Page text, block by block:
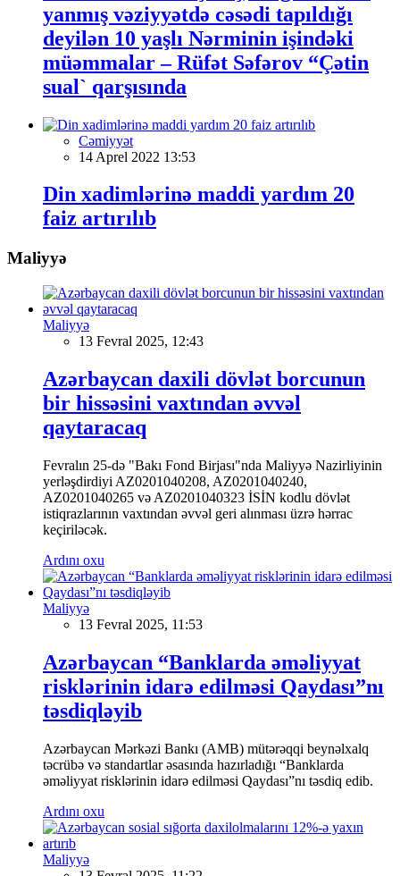
yanmış vəziyyətdə cəsədi tapıldığı
deyilən 10 yaşlı Nərminin işindəki
müəmmalar – Rüfət Səfərov “Çətin
sual` qarşısında
Cəmiyyət
14 Aprel 2022 13:53
Din xadimlərinə maddi yardım 20
faiz artırılıb
Maliyyə
Maliyyə
13 Fevral 2025, 12:43
Azərbaycan daxili dövlət borcunun
bir hissəsini vaxtından əvvəl
qaytaracaq
Fevralın 25-də "Bakı Fond Birjası"nda Maliyyə Nazirliyinin
yerləşdirdiyi AZ0201040208, AZ0201040240,
AZ0201040265 və AZ0201040323 İSİN kodlu dövlət
istiqrazlarının vaxtından əvvəl geri alınması üzrə hərrac
keçiriləcək.
Ardını oxu
Maliyyə
13 Fevral 2025, 11:53
Azərbaycan “Banklarda əməliyyat
risklərinin idarə edilməsi Qaydası”nı
təsdiqləyib
Azərbaycan Mərkəzi Bankı (AMB) mütərəqqi beynəlxalq
təcrübə və standartlar əsasında hazırladığı “Banklarda
əməliyyat risklərinin idarə edilməsi Qaydası”nı təsdiq edib.
Ardını oxu
Maliyyə